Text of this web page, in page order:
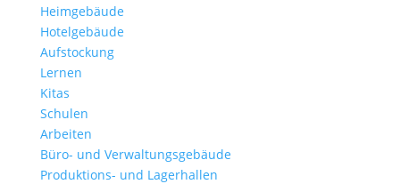
Heimgebäude
Hotelgebäude
Aufstockung
Lernen
Kitas
Schulen
Arbeiten
Büro- und Verwaltungs­gebäude
Produktions- und Lagerhallen